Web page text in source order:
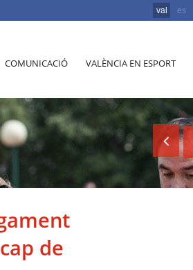
val es
COMUNICACIÓ VALÈNCIA EN ESPORT
de